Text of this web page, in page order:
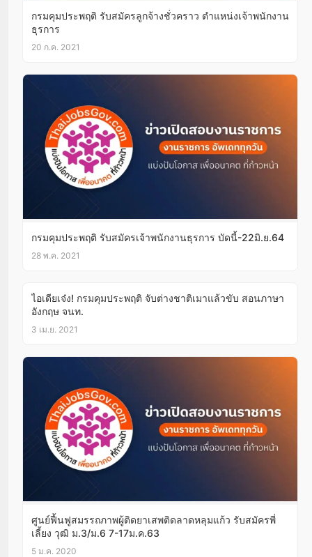
กรมคุมประพฤติ รับสมัครลูกจ้างชั่วคราว ตำแหน่งเจ้าพนักงาน
ธุรการ
20 ก.ค. 2021
กรมคุมประพฤติ รับสมัครเจ้าพนักงานธุรการ บัดนี้-22มิ.ย.64
28 พ.ค. 2021
ไอเดียเจ๋ง! กรมคุมประพฤติ จับต่างชาติเมาแล้วขับ สอนภาษา
อังกฤษ จนท.
3 เม.ย. 2021
ศูนย์ฟื้นฟูสมรรถภาพผู้ติดยาเสพติดลาดหลุมแก้ว รับสมัครพี่
เลี้ยง วุฒิ ม.3/ม.6 7-17ม.ค.63
5 ม.ค. 2020